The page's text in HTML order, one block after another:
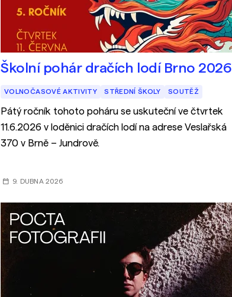
Školní pohár dračích lodí Brno 2026
VOLNOČASOVÉ AKTIVITY STŘEDNÍ ŠKOLY SOUTĚŽ
Pátý ročník tohoto poháru se uskuteční ve čtvrtek
11.6.2026 v loděnici dračích lodí na adrese Veslařská
370 v Brně – Jundrově.
9. DUBNA 2026